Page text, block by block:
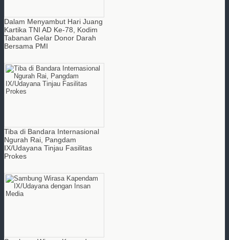
Dalam Menyambut Hari Juang
Kartika TNI AD Ke-78, Kodim
Tabanan Gelar Donor Darah
Bersama PMI
Tiba di Bandara Internasional
Ngurah Rai, Pangdam
IX/Udayana Tinjau Fasilitas
Prokes